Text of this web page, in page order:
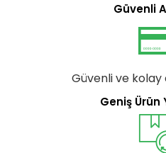
Güvenli
Güvenli ve
Geniş Ürün